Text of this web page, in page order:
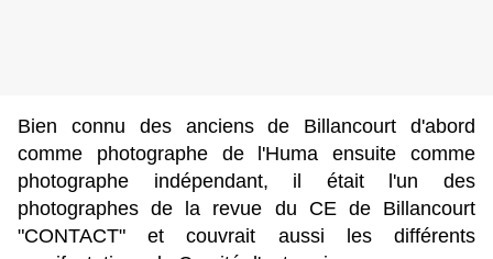
Bien connu des anciens de Billancourt d'abord
comme photographe de l'Huma ensuite comme
photographe indépendant, il était l'un des
photographes de la revue du CE de Billancourt
"CONTACT" etcouvrait aussi les différents